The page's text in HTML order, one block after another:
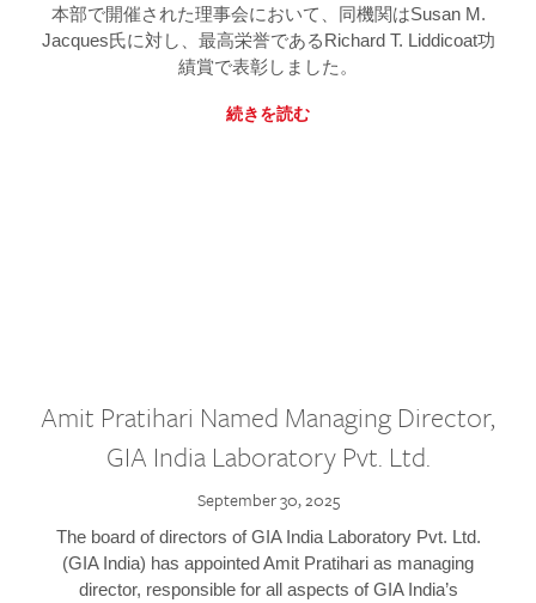
本部で開催された理事会において、同機関はSusan M.
Jacques氏に対し、最高栄誉であるRichard T. Liddicoat功
績賞で表彰しました。
続きを読む
Amit Pratihari Named Managing Director,
GIA India Laboratory Pvt. Ltd.
September 30, 2025
The board of directors of GIA India Laboratory Pvt. Ltd.
(GIA India) has appointed Amit Pratihari as managing
director, responsible for all aspects of GIA India’s